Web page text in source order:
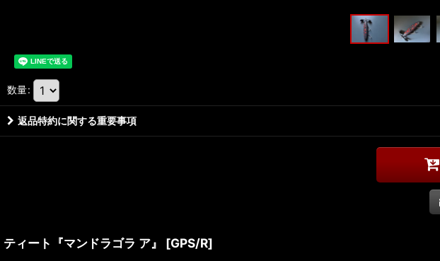
数量:
返品特約に関する重要事項
ティート『マンドラゴラ ア』 [GPS/R]